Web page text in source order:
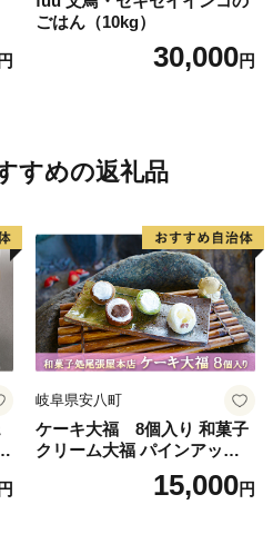
ごはん（10kg）
30,000円
すめの返礼品
岐阜県安八町
ケーキ大福 8個入り 和菓子
クリーム大福 パインアップ
ル カフェオレ 抹茶 チョコ お
やつ お茶請け お土産 手土産
15,000円